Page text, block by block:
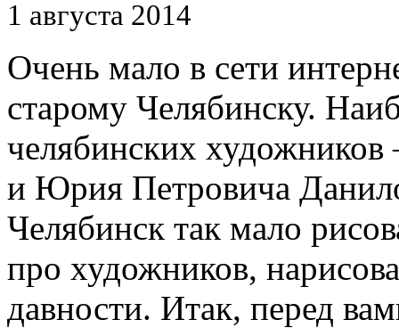
1 августа 2014
Очень мало в сети
старому Челябинску.
челябинских
и Юрия Петровича
Челябинск так мало
про художников,
давности. Итак, перед